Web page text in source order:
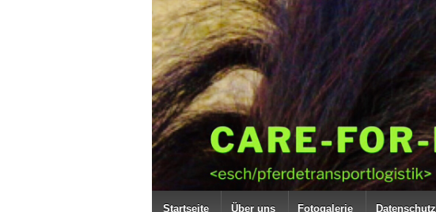
Startseite Über uns Fotogalerie Datenschutz